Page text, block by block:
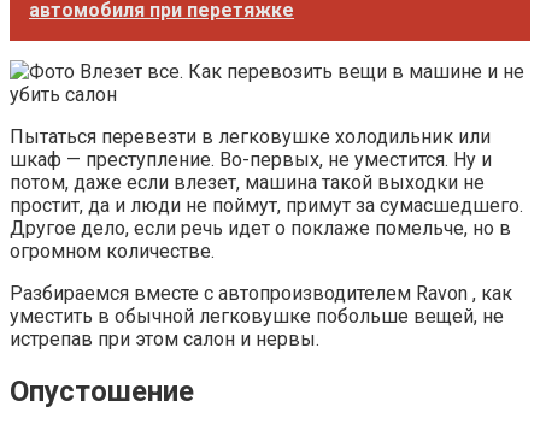
автомобиля при перетяжке
Пытаться перевезти в легковушке холодильник или
шкаф — преступление. Во-первых, не уместится. Ну и
потом, даже если влезет, машина такой выходки не
простит, да и люди не поймут, примут за сумасшедшего.
Другое дело, если речь идет о поклаже помельче, но в
огромном количестве.
Разбираемся вместе с автопроизводителем Ravon , как
уместить в обычной легковушке побольше вещей, не
истрепав при этом салон и нервы.
Опустошение